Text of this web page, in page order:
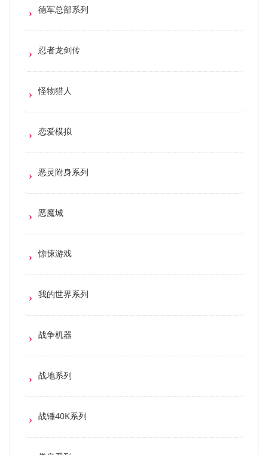
德军总部系列
忍者龙剑传
怪物猎人
恋爱模拟
恶灵附身系列
恶魔城
惊悚游戏
我的世界系列
战争机器
战地系列
战锤40K系列